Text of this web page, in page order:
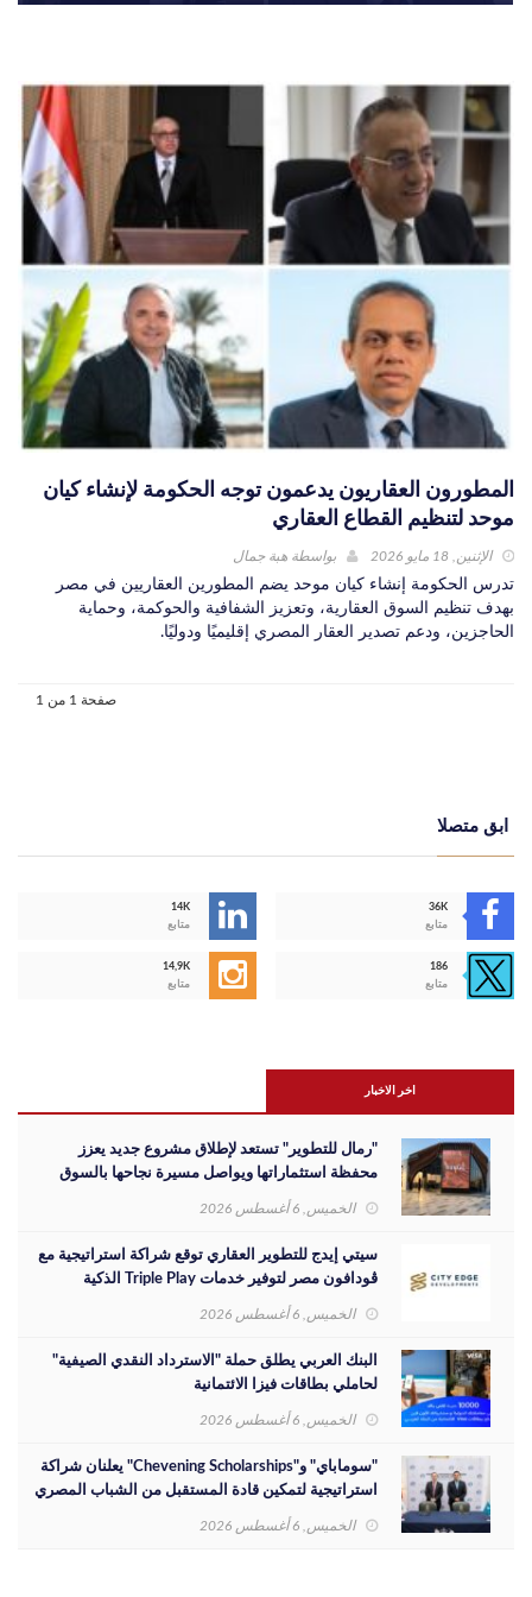
المطورون العقاريون يدعمون توجه الحكومة لإنشاء كيان
موحد لتنظيم القطاع العقاري
الإثنين, 18 مايو 2026 بواسطة هبة جمال
تدرس الحكومة إنشاء كيان موحد يضم المطورين العقاريين في مصر
بهدف تنظيم السوق العقارية، وتعزيز الشفافية والحوكمة، وحماية
الحاجزين، ودعم تصدير العقار المصري إقليميًا ودوليًا.
صفحة 1 من 1
ابق متصلا
14K
متابع
36K
متابع
14,9K
متابع
186
متابع
اخر الاخبار
"رمال للتطوير" تستعد لإطلاق مشروع جديد يعزز
محفظة استثماراتها ويواصل مسيرة نجاحها بالسوق
الخميس, 6 أغسطس 2026
سيتي إيدج للتطوير العقاري توقع شراكة استراتيجية مع
ڤودافون مصر لتوفير خدمات Triple Play الذكية
بمشروع داون تاون بمدينة العلمين الجديدة
الخميس, 6 أغسطس 2026
البنك العربي يطلق حملة "الاسترداد النقدي الصيفية"
لحاملي بطاقات فيزا الائتمانية
الخميس, 6 أغسطس 2026
"سوماباي" و"Chevening Scholarships" يعلنان شراكة
استراتيجية لتمكين قادة المستقبل من الشباب المصري
الخميس, 6 أغسطس 2026